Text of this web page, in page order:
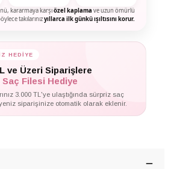
kararmaya karşıözel kaplama ve uzun ömürlü
takılarınızyıllarca ilk günkü ışıltısını korur.
HEDİYE
ve Üzeri Siparişlere
Filesi Hediye
3.000 TL'ye ulaştığında sürpriz saç
siparişinize otomatik olarak eklenir.